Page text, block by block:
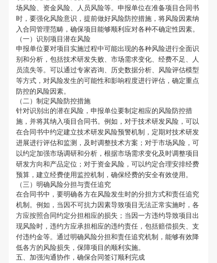
场风险、资金风险、人员风险等。申报单位在准备项目合同书
时，要强化风险意识，提前做好风险防控措施，将风险因素纳
入合同管理范畴，确保项目能够顺利应对各种不确定性因素。
（一）识别项目潜在风险
申报单位要对项目实施过程中可能出现的各种风险进行全面识
别和分析，包括技术研发失败、市场需求变化、经费不足、人
员流失等。可以通过专家咨询、历史数据分析、风险评估模型
等方式，对风险发生的可能性和影响程度进行评估，确定重点
防控的风险因素。
（二）制定风险防控措施
针对识别出的潜在风险，申报单位要制定相应的风险防控措
施，并将其纳入项目合同书。例如，对于技术研发风险，可以
在合同书中约定建立技术研发风险预警机制，定期对技术研发
进展进行评估和监测，及时调整技术方案；对于市场风险，可
以约定加强市场调研和分析，根据市场需求变化及时调整项目
研发方向和产品定位；对于资金风险，可以约定合理安排经费
预算，建立经费使用监控机制，确保经费的安全有效使用。
（三）明确风险分担与责任追究
在合同书中，要明确各方在风险发生时的分担方式和责任追究
机制。例如，当因不可抗力因素导致项目无法正常实施时，各
方应按照合同约定分担相应的损失；当因一方违约导致项目出
现风险时，违约方应承担相应的违约责任，包括赔偿损失、支
付违约金等。通过明确风险分担和责任追究机制，能够有效降
低各方的风险损失，保障项目的顺利实施。
五、加强沟通协作，确保合同签订顺利完成